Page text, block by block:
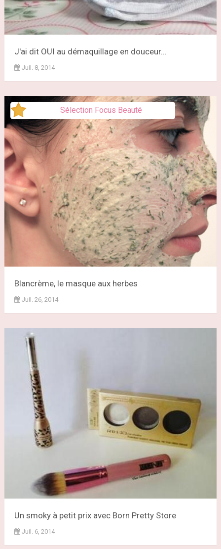
J'ai dit OUI au démaquillage en douceur...
Juil. 8, 2014
Sélection Focus Beauté
Blancrème, le masque aux herbes
Juil. 26, 2014
Un smoky à petit prix avec Born Pretty Store
Juil. 6, 2014